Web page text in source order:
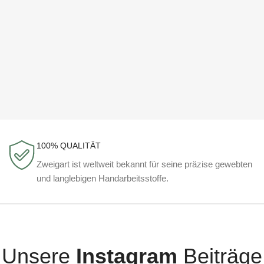
100% QUALITÄT
Zweigart ist weltweit bekannt für seine präzise gewebten
und langlebigen Handarbeitsstoffe.
Unsere Instagram Beiträge